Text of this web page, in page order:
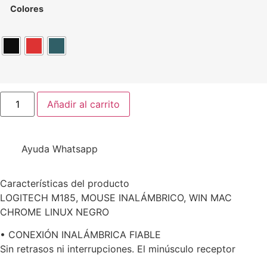
Colores
Añadir al carrito
Ayuda Whatsapp
Características del producto
LOGITECH M185, MOUSE INALÁMBRICO, WIN MAC
CHROME LINUX NEGRO
• CONEXIÓN INALÁMBRICA FIABLE
Sin retrasos ni interrupciones. El minúsculo receptor